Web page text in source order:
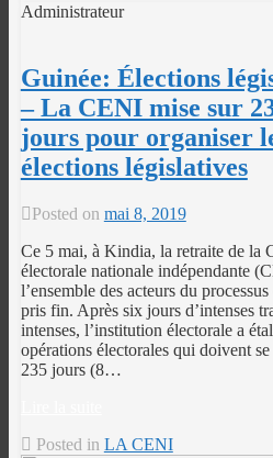
Administrateur
Guinée: Élections
– La CENI mise sur
jours pour organiser
élections législatives
Posted on mai 8, 2019
Ce 5 mai, à Kindia, la retraite de la
électorale nationale indépendante
l’ensemble des acteurs du
pris fin. Après six jours d’intenses
intenses, l’institution électorale a
opérations électorales qui doivent
235 jours (8…
Posted in LA CENI